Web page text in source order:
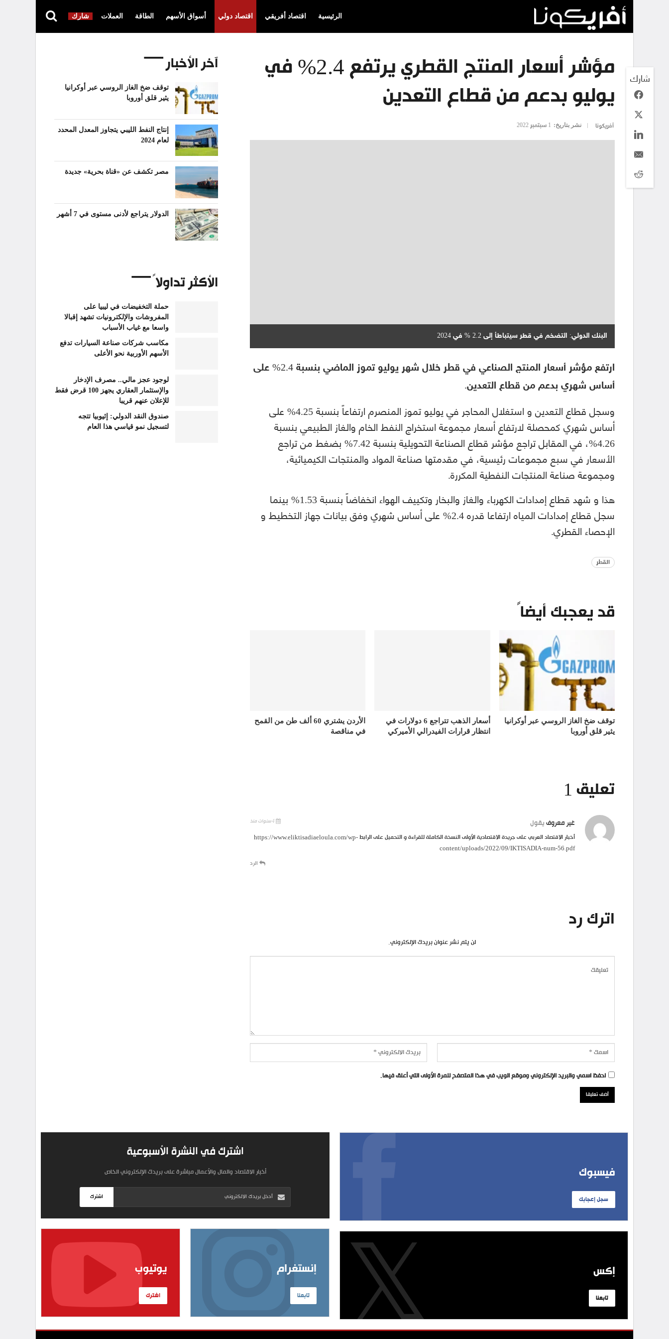
الرئيسية اقتصاد أفريقي اقتصاد دولي أسواق الأسهم الطاقة العملات شارك
مؤشر أسعار المنتج القطري يرتفع 2.4% في
يوليو بدعم من قطاع التعدين
أفريكونا نشر بتاريخ: 1 سبتمبر 2022
البنك الدولي: التضخم في قطر سيتباطأ إلى 2.2 % في 2024
شارك
ارتفع مؤشر أسعار المنتج الصناعي في قطر خلال شهر يوليو تموز الماضي بنسبة 2.4% على
أساس شهري بدعم من قطاع التعدين.
وسجل قطاع التعدين و استغلال المحاجر في يوليو تموز المنصرم ارتفاعاً بنسبة 4.25% على
أساس شهري كمحصلة لارتفاع أسعار مجموعة استخراج النفط الخام والغاز الطبيعي بنسبة
4.26%، في المقابل تراجع مؤشر قطاع الصناعة التحويلية بنسبة 7.42% بضغط من تراجع
الأسعار في سبع مجموعات رئيسية، في مقدمتها صناعة المواد والمنتجات الكيميائية،
ومجموعة صناعة المنتجات النفطية المكررة.
هذا و شهد قطاع إمدادات الكهرباء والغاز والبخار وتكييف الهواء انخفاضاً بنسبة 1.53% بينما
سجل قطاع إمدادات المياه ارتفاعا قدره 2.4% على أساس شهري وفق بيانات جهاز التخطيط و
الإحصاء القطري.
القطر
قد يعجبك أيضاً
توقف ضخ الغاز الروسي عبر أوكرانيا
يثير قلق أوروبا
أسعار الذهب تتراجع 6 دولارات في
انتظار قرارات الفيدرالي الأميركي
الأردن يشتري 60 ألف طن من القمح
في مناقصة
تعليق 1
غير معروفيقول
أخبار الاقتصاد العربي على جريدة الاقتصادية الأولى النسخة الكاملة للقراءة و التحميل على الرابطhttps://www.eliktisadiaeloula.com/wp-
content/uploads/2022/09/IKTISADIA-num-56.pdf
الرد
اترك رد
لن يتم نشر عنوان بريدك الإلكتروني.
احفظ اسمي والبريد الإلكتروني وموقع الويب في هذا المتصفح للمرة الأولى التي أعلق فيها.
آخر الأخبار
توقف ضخ الغاز الروسي عبر أوكرانيا
يثير قلق أوروبا
إنتاج النفط الليبي يتجاوز المعدل المحدد
لعام 2024
مصر تكشف عن «قناة بحرية» جديدة
الدولار يتراجع لأدنى مستوى في 7 أشهر
الأكثر تداولاً
حملة التخفيضات في ليبيا على
المفروشات والإلكترونيات تشهد إقبالا
واسعا مع غياب الأسباب
مكاسب شركات صناعة السيارات تدفع
الأسهم الأوربية نحو الأعلى
لوجود عجز مالي.. مصرف الإدخار
والإستثمار العقاري يجهز 100 قرض فقط
للإعلان عنهم قريبا
صندوق النقد الدولي: إثيوبيا تتجه
لتسجيل نمو قياسي هذا العام
فيسبوك
سجل إعجابك
إكس
تابعنا
اشترك في النشرة الأسبوعية
أخبار الاقتصاد والمال والأعمال مباشرة على بريدك الإلكتروني الخاص
اشترك
إنستغرام
تابعنا
يوتيوب
اشترك